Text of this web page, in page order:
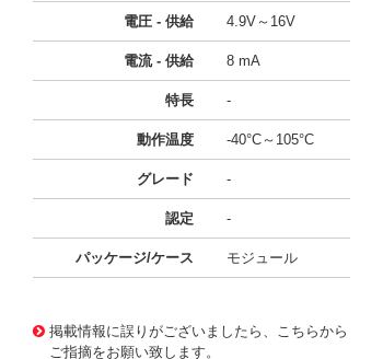
電圧 - 供給 4.9V～16V
電流 - 供給 8 mA
特長 -
動作温度 -40°C～105°C
グレード -
認定 -
パッケージ/ケース モジュール
掲載情報に誤りがございましたら、こちらから
ご指摘をお願い致します。